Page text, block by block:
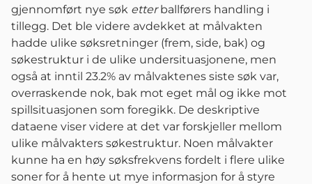
gjennomført nye søk etterballførers handling i
tillegg. Det ble videre avdekket at målvakten
hadde ulike søksretninger (frem, side, bak) og
søkestruktur i de ulike undersituasjonene, men
også at inntil 23.2% av målvaktenes siste søk var,
overraskende nok, bak mot eget mål og ikke mot
spillsituasjonen som foregikk. De deskriptive
dataene viser videre at det var forskjeller mellom
ulike målvakters søkestruktur. Noen målvakter
kunne ha en høy søksfrekvens fordelt i flere ulike
soner for å hente ut mye informasjon for å styre